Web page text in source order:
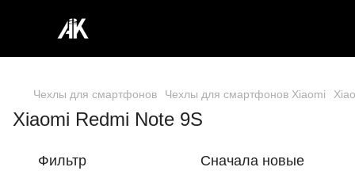
Чехлы для смартфонов Чехлы для смартфонов Xiaomi
Xiaomi Redmi Note 9S
Фильтр Сначала новые